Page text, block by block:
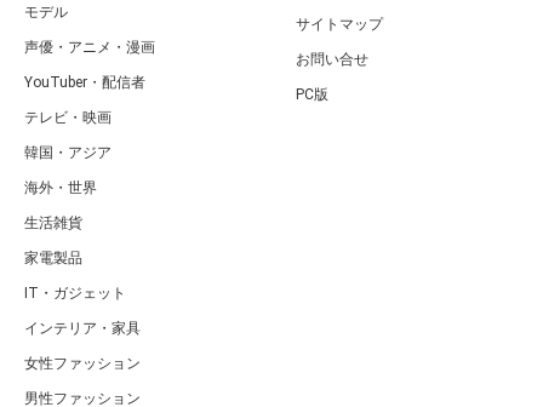
モデル
声優・アニメ・漫画
YouTuber・配信者
テレビ・映画
韓国・アジア
海外・世界
生活雑貨
家電製品
IT・ガジェット
インテリア・家具
女性ファッション
男性ファッション
サイトマップ
お問い合せ
PC版